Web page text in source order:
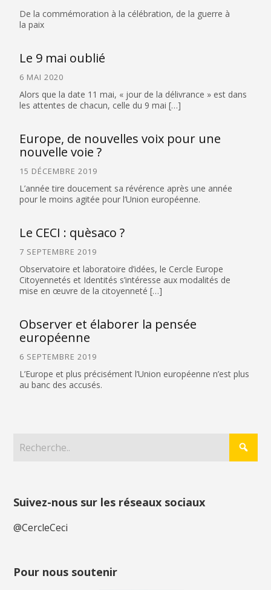
De la commémoration à la célébration, de la guerre à
la paix
Le 9 mai oublié
6 MAI 2020
Alors que la date 11 mai, « jour de la délivrance » est dans
les attentes de chacun, celle du 9 mai […]
Europe, de nouvelles voix pour une
nouvelle voie ?
15 DÉCEMBRE 2019
L’année tire doucement sa révérence après une année
pour le moins agitée pour l’Union européenne.
Le CECI : quèsaco ?
7 SEPTEMBRE 2019
Observatoire et laboratoire d’idées, le Cercle Europe
Citoyennetés et Identités s’intéresse aux modalités de
mise en œuvre de la citoyenneté […]
Observer et élaborer la pensée
européenne
6 SEPTEMBRE 2019
L’Europe et plus précisément l’Union européenne n’est plus
au banc des accusés.
Suivez-nous sur les réseaux sociaux
@CercleCeci
Pour nous soutenir